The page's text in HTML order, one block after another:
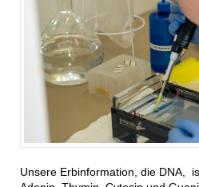
Unsere Erbinformation, die DNA,